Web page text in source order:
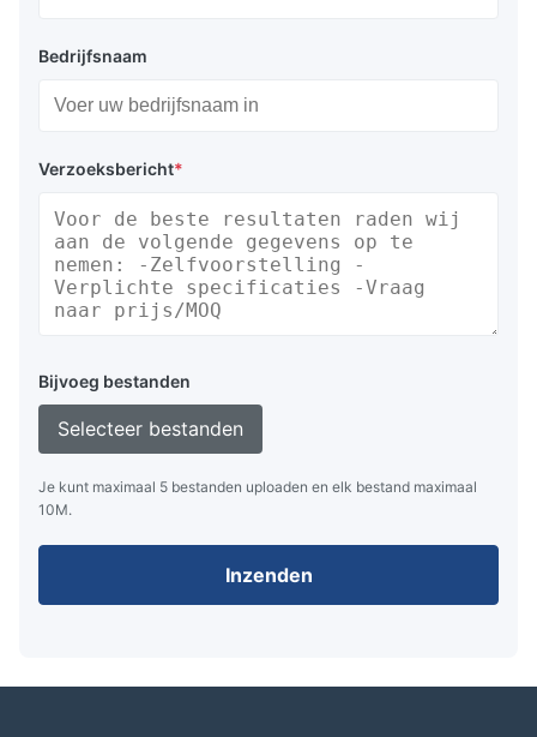
Bedrijfsnaam
Verzoeksbericht*
Bijvoeg bestanden
Selecteer bestanden
Je kunt maximaal 5 bestanden uploaden en elk bestand maximaal
10M.
Inzenden